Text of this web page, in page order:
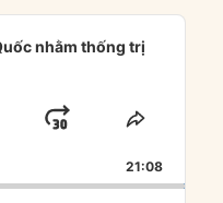
nhằm thống trị
JUMP
FORWARD
SHARE
21:08